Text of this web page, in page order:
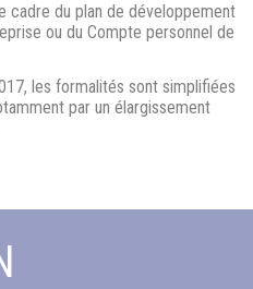
cadre du plan de développement
ou du Compte personnel de
les formalités sont simplifiées
par un élargissement